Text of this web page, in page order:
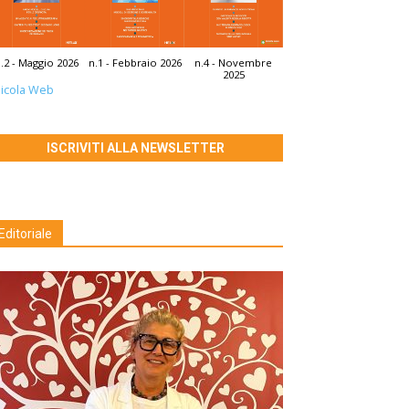
- Maggio 2026 n.1 - Febbraio 2026
n.4 - Novembre
2025
Web
ISCRIVITI ALLA NEWSLETTER